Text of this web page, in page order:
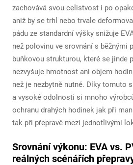
zachovává svou celistvost i po
aniž by se trhl nebo trvale
pádu ze standardní výšky snižuje
než polovinu ve srovnání s běžnými
buňkovou strukturou, které se jinde
nezvyšuje hmotnost ani objem
než je nezbytně nutné. Díky tomuto
a vysoké odolnosti si mnoho
ochranu drahých hodinek jak při
tak při přepravě mezi jednotlivými
Srovnání výkonu: EVA vs.
reálných scénářích